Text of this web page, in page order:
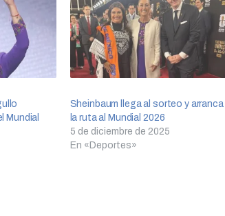
Mundial
Sheinbaum llega al sorteo y arranca
la ruta al Mundial 2026
5 de diciembre de 2025
En «Deportes»